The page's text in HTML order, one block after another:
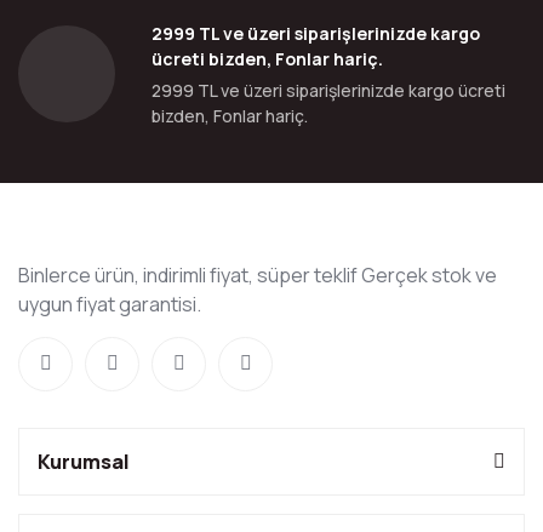
2999 TL ve üzeri siparişlerinizde kargo
ücreti bizden, Fonlar hariç.
2999 TL ve üzeri siparişlerinizde kargo ücreti
bizden, Fonlar hariç.
Binlerce ürün, indirimli fiyat, süper teklif Gerçek stok ve
uygun fiyat garantisi.
Kurumsal